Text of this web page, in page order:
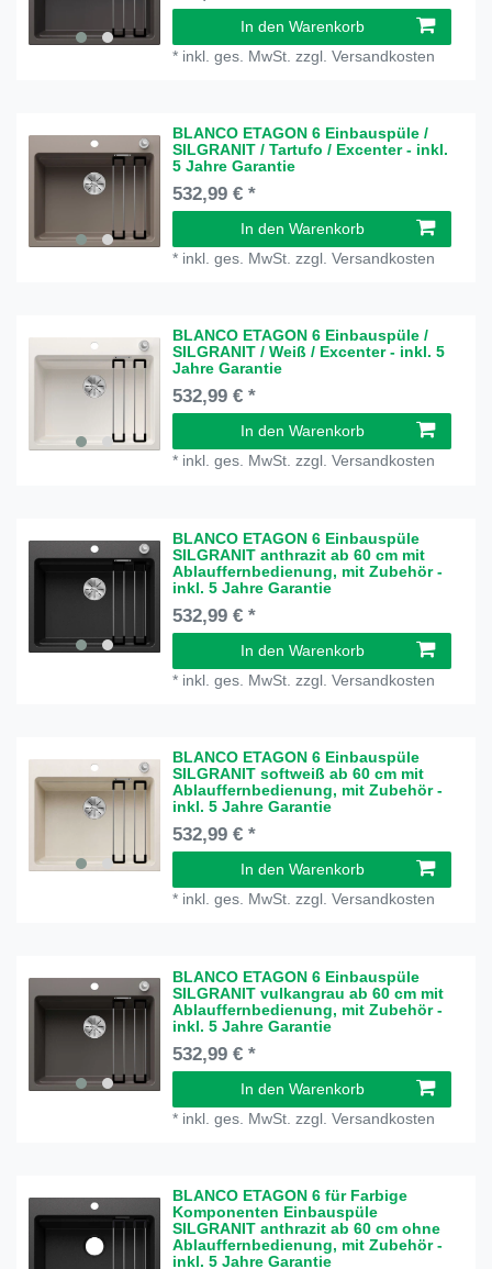
In den Warenkorb
* inkl. ges. MwSt. zzgl.Versandkosten
BLANCO ETAGON 6 Einbauspüle /
SILGRANIT / Tartufo / Excenter - inkl.
5 Jahre Garantie
532,99 € *
In den Warenkorb
* inkl. ges. MwSt. zzgl.Versandkosten
BLANCO ETAGON 6 Einbauspüle /
SILGRANIT / Weiß / Excenter - inkl. 5
Jahre Garantie
532,99 € *
In den Warenkorb
* inkl. ges. MwSt. zzgl.Versandkosten
BLANCO ETAGON 6 Einbauspüle
SILGRANIT anthrazit ab 60 cm mit
Ablauffernbedienung, mit Zubehör -
inkl. 5 Jahre Garantie
532,99 € *
In den Warenkorb
* inkl. ges. MwSt. zzgl.Versandkosten
BLANCO ETAGON 6 Einbauspüle
SILGRANIT softweiß ab 60 cm mit
Ablauffernbedienung, mit Zubehör -
inkl. 5 Jahre Garantie
532,99 € *
In den Warenkorb
* inkl. ges. MwSt. zzgl.Versandkosten
BLANCO ETAGON 6 Einbauspüle
SILGRANIT vulkangrau ab 60 cm mit
Ablauffernbedienung, mit Zubehör -
inkl. 5 Jahre Garantie
532,99 € *
In den Warenkorb
* inkl. ges. MwSt. zzgl.Versandkosten
BLANCO ETAGON 6 für Farbige
Komponenten Einbauspüle
SILGRANIT anthrazit ab 60 cm ohne
Ablauffernbedienung, mit Zubehör -
inkl. 5 Jahre Garantie